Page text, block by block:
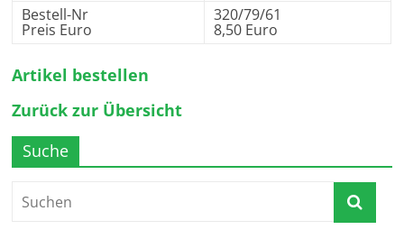
Bestell-Nr
Preis Euro
320/79/61
8,50 Euro
Artikel bestellen
Zurück zur Übersicht
Suche